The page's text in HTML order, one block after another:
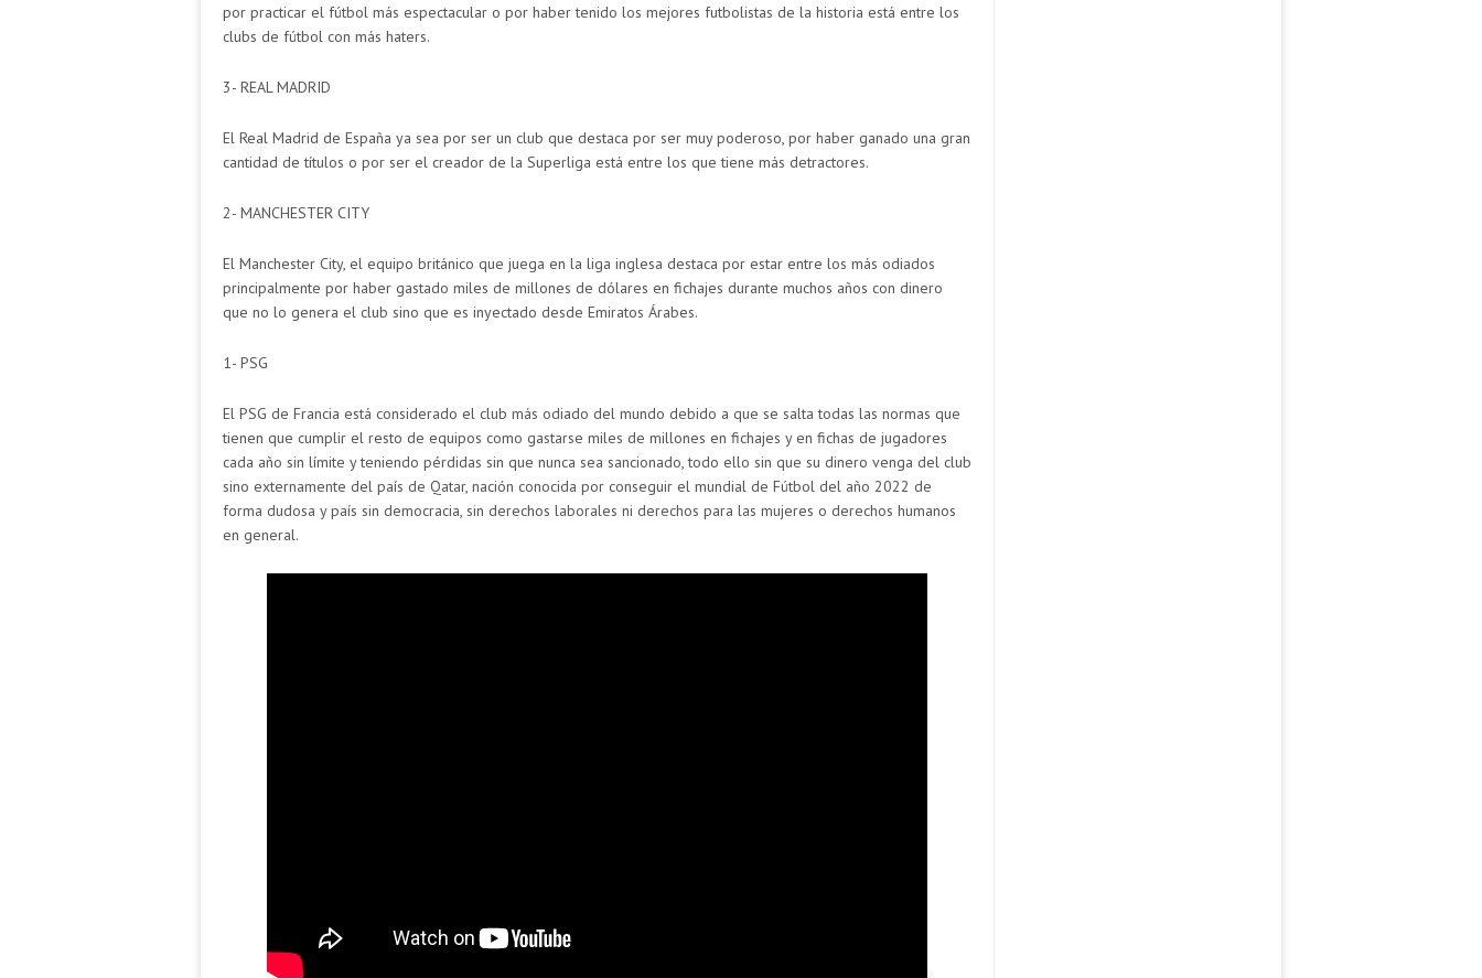
por practicar el fútbol más espectacular o por haber tenido los mejores futbolistas de la historia está entre los
clubs de fútbol con más haters.
3- REAL MADRID
El Real Madrid de España ya sea por ser un club que destaca por ser muy poderoso, por haber ganado una gran
cantidad de títulos o por ser el creador de la Superliga está entre los que tiene más detractores.
2- MANCHESTER CITY
El Manchester City, el equipo británico que juega en la liga inglesa destaca por estar entre los más odiados
principalmente por haber gastado miles de millones de dólares en fichajes durante muchos años con dinero
que no lo genera el club sino que es inyectado desde Emiratos Árabes.
1- PSG
El PSG de Francia está considerado el club más odiado del mundo debido a que se salta todas las normas que
tienen que cumplir el resto de equipos como gastarse miles de millones en fichajes y en fichas de jugadores
cada año sin límite y teniendo pérdidas sin que nunca sea sancionado, todo ello sin que su dinero venga del club
sino externamente del país de Qatar, nación conocida por conseguir el mundial de Fútbol del año 2022 de
forma dudosa y país sin democracia, sin derechos laborales ni derechos para las mujeres o derechos humanos
en general.